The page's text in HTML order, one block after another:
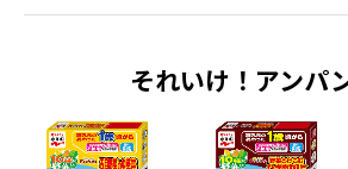
それいけ！アンパ